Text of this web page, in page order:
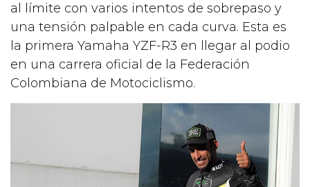
al límite con varios intentos de sobrepaso y
una tensión palpable en cada curva. Esta es
la primera Yamaha YZF-R3 en llegar al podio
en una carrera oficial de la Federación
Colombiana de Motociclismo.